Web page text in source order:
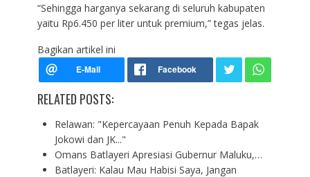
“Sehingga harganya sekarang di seluruh kabupaten
yaitu Rp6.450 per liter untuk premium,” tegas jelas.
Bagikan artikel ini
RELATED POSTS:
Relawan: "Kepercayaan Penuh Kepada Bapak
Jokowi dan JK..."
Omans Batlayeri Apresiasi Gubernur Maluku,…
Batlayeri: Kalau Mau Habisi Saya, Jangan